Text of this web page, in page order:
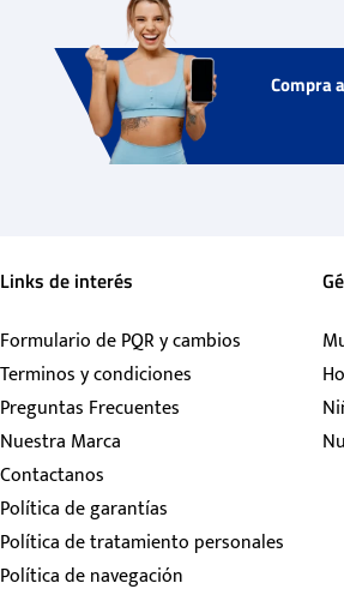
Compra
Links de interés
Formulario de PQR y cambios
Terminos y condiciones
Preguntas Frecuentes
Nuestra Marca
Contactanos
Política de garantías
Política de tratamiento personales
Política de navegación